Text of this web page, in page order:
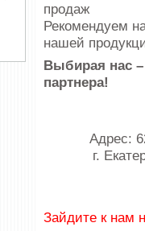
продаж
Рекомендуем
нашей
Выбирая нас
партнера!
Адрес:
г.
Зайдите к нам